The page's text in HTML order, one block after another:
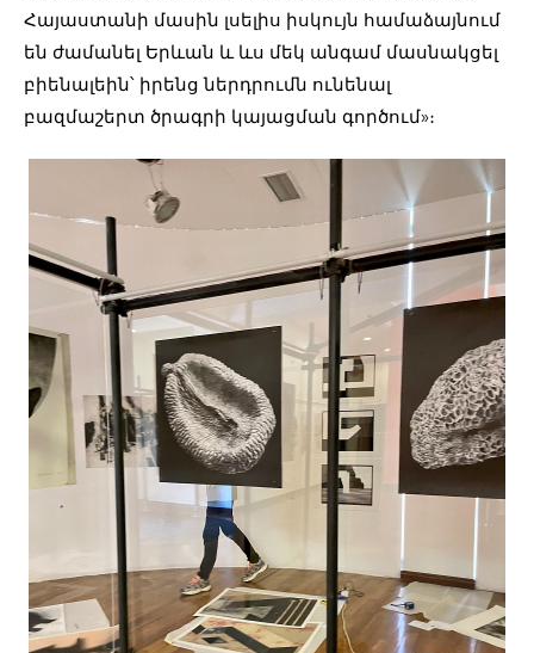
Հայաստանի մասին լսելիս իսկույն համաձայնում
են ժամանել Երևան և ևս մեկ անգամ մասնակցել
բիենալեին՝ իրենց ներդրումն ունենալ
բազմաշերտ ծրագրի կայացման գործում»։